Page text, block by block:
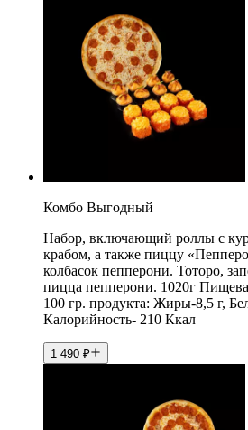
Комбо Выгодный
Набор, включающий роллы с
крабом, а также пиццу
колбасок пепперони. Тоторо,
пицца пепперони. 1020г
100 гр. продукта: Жиры-8,5 г,
Калорийность- 210 Ккал
1 490 ₽